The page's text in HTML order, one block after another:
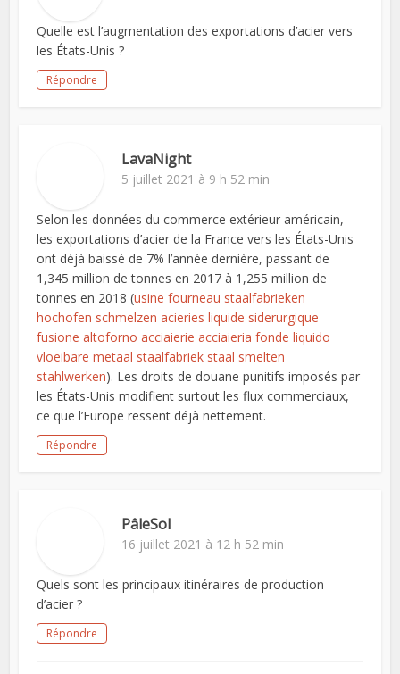
Quelle est l’augmentation des exportations d’acier vers
les États-Unis ?
Répondre
LavaNight
5 juillet 2021 à 9 h 52 min
Selon les données du commerce extérieur américain,
les exportations d’acier de la France vers les États-Unis
ont déjà baissé de 7% l’année dernière, passant de
1,345 million de tonnes en 2017 à 1,255 million de
tonnes en 2018 (usine fourneau staalfabrieken
hochofen schmelzen acieries liquide siderurgique
fusione altoforno acciaierie acciaieria fonde liquido
vloeibare metaal staalfabriek staal smelten
stahlwerken). Les droits de douane punitifs imposés par
les États-Unis modifient surtout les flux commerciaux,
ce que l’Europe ressent déjà nettement.
Répondre
PâleSol
16 juillet 2021 à 12 h 52 min
Quels sont les principaux itinéraires de production
d’acier ?
Répondre